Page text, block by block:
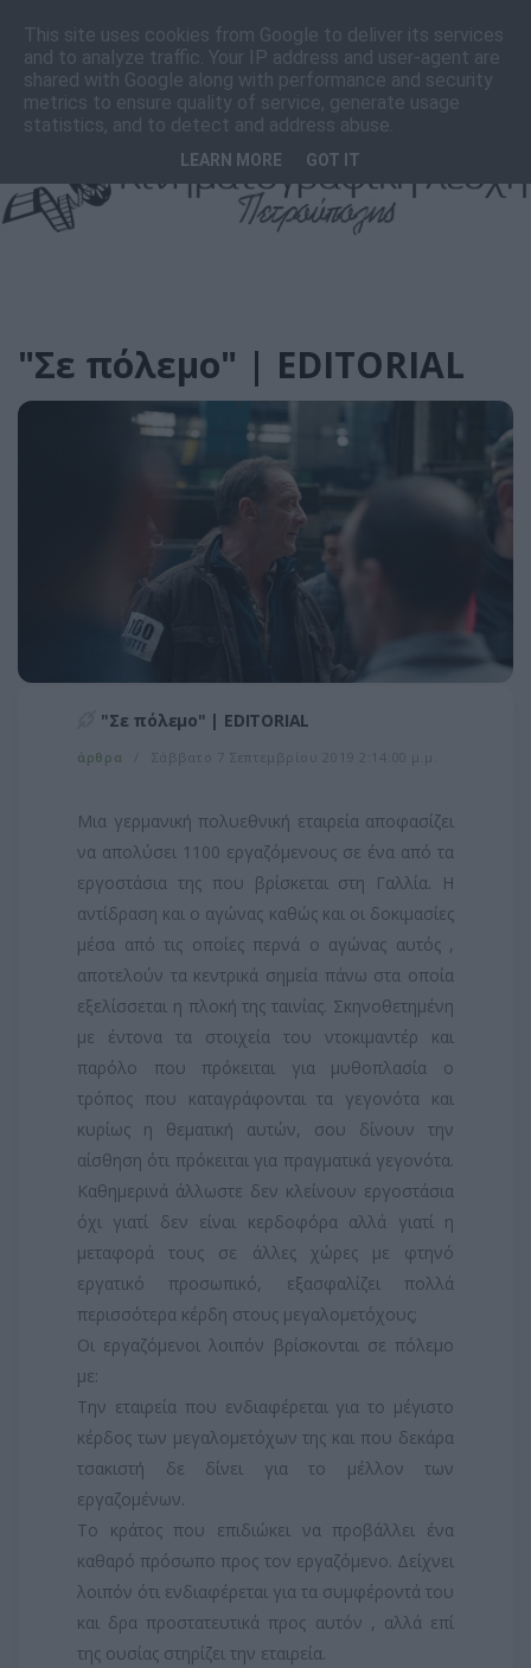
F
a
c
e
b
k
I
n
s
t
a
T
i
k
T
"Σε πόλεμο" | EDITORIAL
"Σε πόλεμο" | EDITORIAL
άρθρα Σάββατο 7 Σεπτεμβρίου 2019 2:14:00 μ.μ.
Μια γερμανική πολυεθνική εταιρεία αποφασίζει
να απολύσει 1100 εργαζόμενους σε ένα από τα
εργοστάσια της που βρίσκεται στη Γαλλία. Η
αντίδραση και ο αγώνας καθώς και οι δοκιμασίες
μέσα από τις οποίες περνά ο αγώνας αυτός ,
αποτελούν τα κεντρικά σημεία πάνω στα οποία
εξελίσσεται η πλοκή της ταινίας. Σκηνοθετημένη
με έντονα τα στοιχεία του ντοκιμαντέρ και
παρόλο που πρόκειται για μυθοπλασία ο
τρόπος που καταγράφονται τα γεγονότα και
κυρίως η θεματική αυτών, σου δίνουν την
αίσθηση ότι πρόκειται για πραγματικά γεγονότα.
Καθημερινά άλλωστε δεν κλείνουν εργοστάσια
όχι γιατί δεν είναι κερδοφόρα αλλά γιατί η
μεταφορά τους σε άλλες χώρες με φτηνό
εργατικό προσωπικό, εξασφαλίζει πολλά
περισσότερα κέρδη στους μεγαλομετόχους;
Οι εργαζόμενοι λοιπόν βρίσκονται σε πόλεμο
με:
Την εταιρεία που ενδιαφέρεται για το μέγιστο
κέρδος των μεγαλομετόχων της και που δεκάρα
τσακιστή δε δίνει για το μέλλον των
εργαζομένων.
Το κράτος που επιδιώκει να προβάλλει ένα
καθαρό πρόσωπο προς τον εργαζόμενο. Δείχνει
λοιπόν ότι ενδιαφέρεται για τα συμφέροντά του
και δρα προστατευτικά προς αυτόν , αλλά επί
της ουσίας στηρίζει την εταιρεία.
This site uses cookies from Google to deliver its services
and to analyze traffic. Your IP address and user-agent are
shared with Google along with performance and security
metrics to ensure quality of service, generate usage
statistics, and to detect and address abuse.
LEARN MORE GOT IT